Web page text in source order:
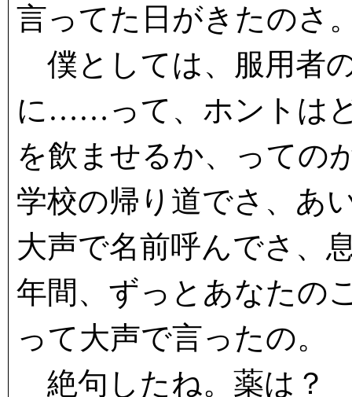
言ってた日がきたのさ
僕としては、服用者
に……って、ホントは
を飲ませるか、っての
学校の帰り道でさ、あ
大声で名前呼んでさ、
年間、ずっとあなたの
って大声で言ったの。
絶句したね。薬は？